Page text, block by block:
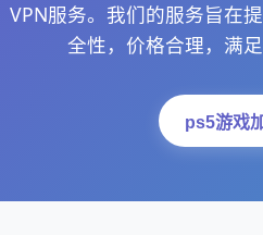
VPN服务。我们的服务旨在
全性，价格合理，满
ps5游戏